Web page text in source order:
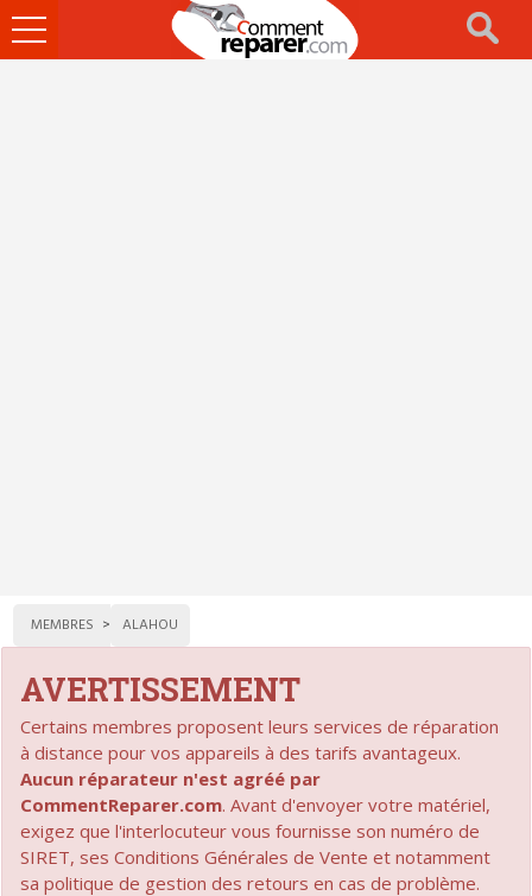
Ouvrir
le
MEMBRES ALAHOU
AVERTISSEMENT
Certains membres proposent leurs services de réparation
à distance pour vos appareils à des tarifs avantageux.
Aucun réparateur n'est agréé par
CommentReparer.com. Avant d'envoyer votre matériel,
exigez que l'interlocuteur vous fournisse son numéro de
SIRET, ses Conditions Générales de Vente et notamment
sa politique de gestion des retours en cas de problème.